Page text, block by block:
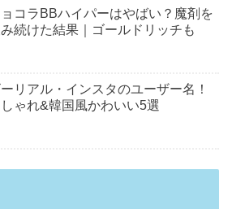
コラBBハイパーはやばい？魔剤を
続けた結果｜ゴールドリッチも
ーリアル・インスタのユーザー名！
ゃれ&韓国風かわいい5選